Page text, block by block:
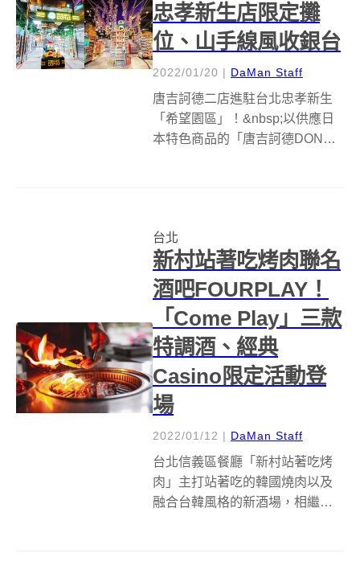
忠孝新生店限定攤
位、山手線風收銀台
2022/01/20 | DaMan Staff
唐吉訶德二店進駐台北忠孝新生
「希望園區」！&nbsp;以供應日
本特色商品的「唐吉訶德DON
「DON DON ...
台北
新村站著吃烤肉聯名
酒吧FOURPLAY！
「Come Play」三款
特調酒、經典
Casino限定活動登
場
2022/01/12 | DaMan Staff
台北信義區餐廳「新村站著吃烤
肉」主打站著吃的韓國燒肉以及
融合台韓風格的新酒場，相繼與